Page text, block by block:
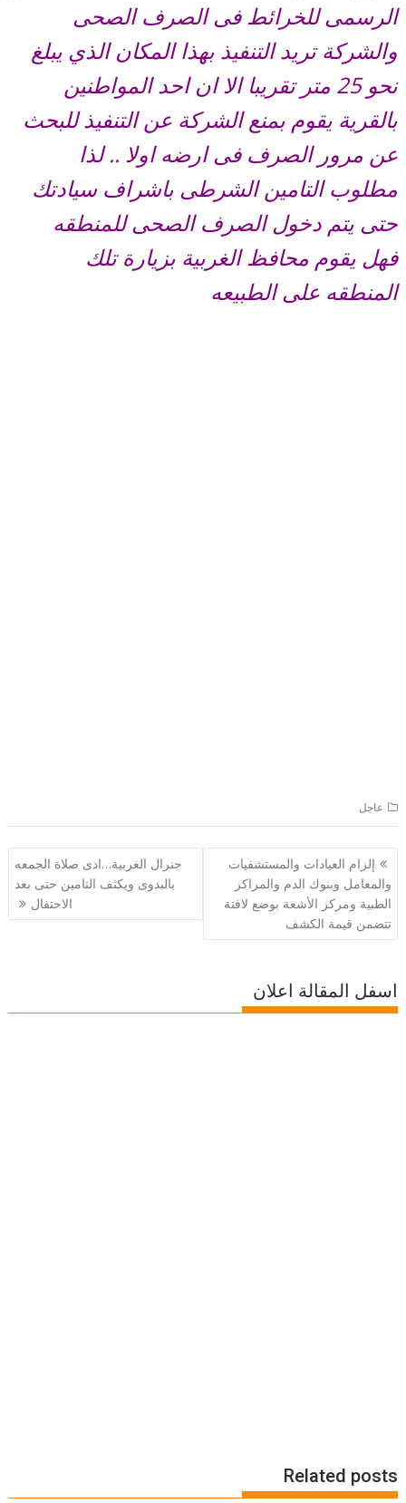
الرسمى للخرائط فى الصرف الصحى
والشركة تريد التنفيذ بهذا المكان الذي يبلغ
نحو 25 متر تقريبا الا ان احد المواطنين
بالقرية يقوم بمنع الشركة عن التنفيذ للبحث
عن مرور الصرف فى ارضه اولا .. لذا
مطلوب التامين الشرطى باشراف سيادتك
حتى يتم دخول الصرف الصحى للمنطقه
فهل يقوم محافظ الغربية بزيارة تلك
المنطقه على الطبيعه
عاجل
تصفّح
المقالات
إلزام العيادات والمستشفيات
والمعامل وبنوك الدم والمراكز
الطبية ومركز الأشعة بوضع لافتة
تتضمن قيمة الكشف
جنرال الغربية…ادى صلاة الجمعه
بالبدوى ويكثف التامين حتى بعد
الاحتفال
اسفل المقالة اعلان
Related posts